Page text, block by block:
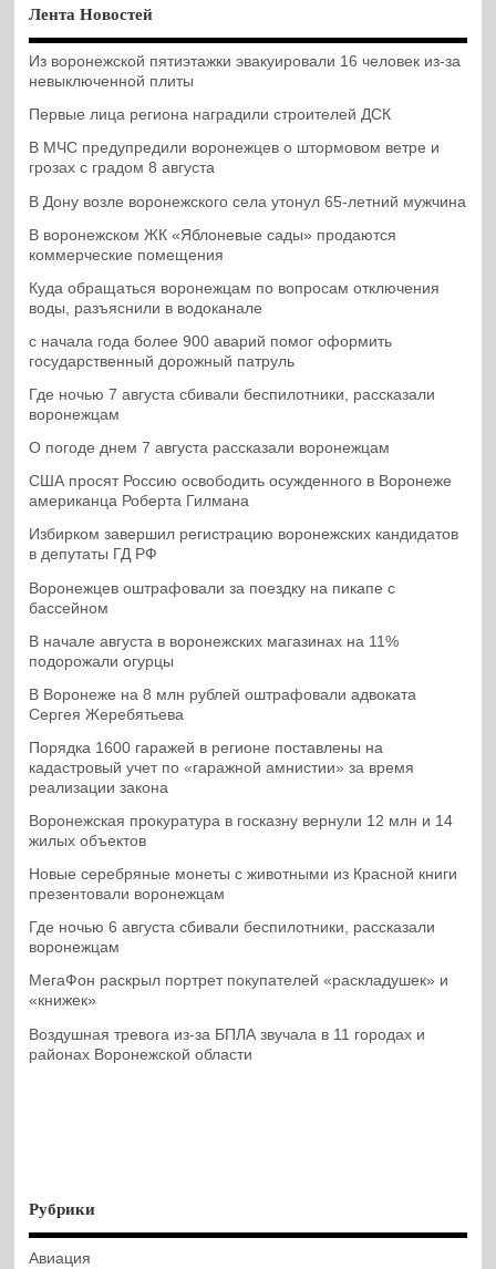
Лента Новостей
Из воронежской пятиэтажки эвакуировали 16 человек из-за
невыключенной плиты
Первые лица региона наградили строителей ДСК
В МЧС предупредили воронежцев о штормовом ветре и
грозах с градом 8 августа
В Дону возле воронежского села утонул 65-летний мужчина
В воронежском ЖК «Яблоневые сады» продаются
коммерческие помещения
Куда обращаться воронежцам по вопросам отключения
воды, разъяснили в водоканале
с начала года более 900 аварий помог оформить
государственный дорожный патруль
Где ночью 7 августа сбивали беспилотники, рассказали
воронежцам
О погоде днем 7 августа рассказали воронежцам
США просят Россию освободить осужденного в Воронеже
американца Роберта Гилмана
Избирком завершил регистрацию воронежских кандидатов
в депутаты ГД РФ
Воронежцев оштрафовали за поездку на пикапе с
бассейном
В начале августа в воронежских магазинах на 11%
подорожали огурцы
В Воронеже на 8 млн рублей оштрафовали адвоката
Сергея Жеребятьева
Порядка 1600 гаражей в регионе поставлены на
кадастровый учет по «гаражной амнистии» за время
реализации закона
Воронежская прокуратура в госказну вернули 12 млн и 14
жилых объектов
Новые серебряные монеты с животными из Красной книги
презентовали воронежцам
Где ночью 6 августа сбивали беспилотники, рассказали
воронежцам
МегаФон раскрыл портрет покупателей «раскладушек» и
«книжек»
Воздушная тревога из-за БПЛА звучала в 11 городах и
районах Воронежской области
Рубрики
Авиация